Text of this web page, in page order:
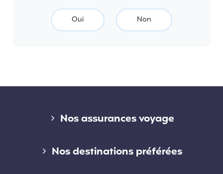
Oui Non
Nos assurances voyage
Assurance voyage courte durée
Nos destinations préférées